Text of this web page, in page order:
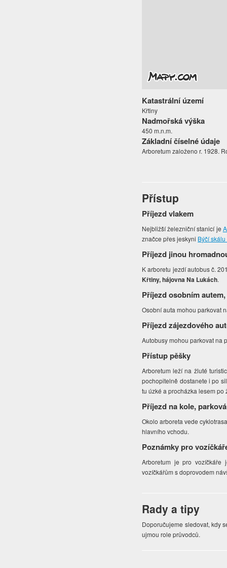
Katastrální území
Křtiny
Nadmořská výška
450 m.n.m.
Základní číselné údaje
Arboretum založeno r. 1928.
Přístup
Příjezd vlakem
Nejbližší železniční stanicí je
značce přes jeskyni Býčí skálu
Příjezd jinou
K arboretu jezdí autobus č.
Křtiny, hájovna Na Lukách.
Příjezd osobním
Osobní auta mohou parkovat
Příjezd zájezdového
Autobusy mohou parkovat na
Přístup pěšky
Arboretum leží na žluté
pochopitelně dostanete i po
tu úzké a procházka lesem po
Příjezd na kole,
Okolo arboreta vede
hlavního vchodu.
Poznámky pro
Arboretum je pro vozíčkáře
vozíčkářům s doprovodem
Rady a tipy
Doporučujeme sledovat, kdy
ujmou role průvodců.